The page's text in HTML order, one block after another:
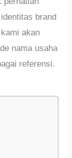
brand
akan
nama usaha
referensi.